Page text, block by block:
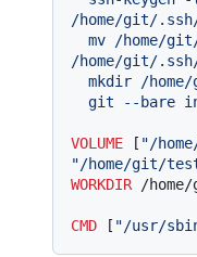
/home/git/
/home/git/
git --bare
VOLUME [ "/
"/home/git/
WORKDIR /
CMD [ "/usr/